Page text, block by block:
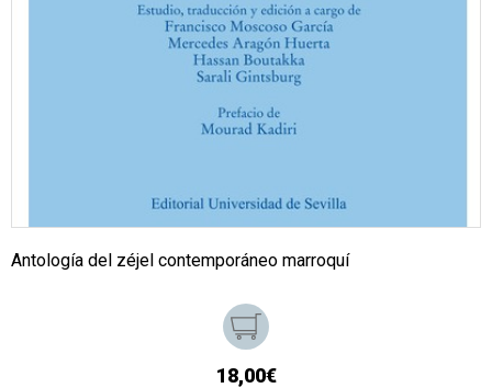
Antología del zéjel contemporáneo marroquí
18,00€